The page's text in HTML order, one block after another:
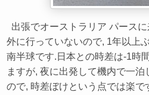
出張でオーストラリア パース
外に行っていないので, 1年以上
南半球です.日本との時差は-1時
ますが, 夜に出発して機内で一
ので, 時差ぼけという点では楽で